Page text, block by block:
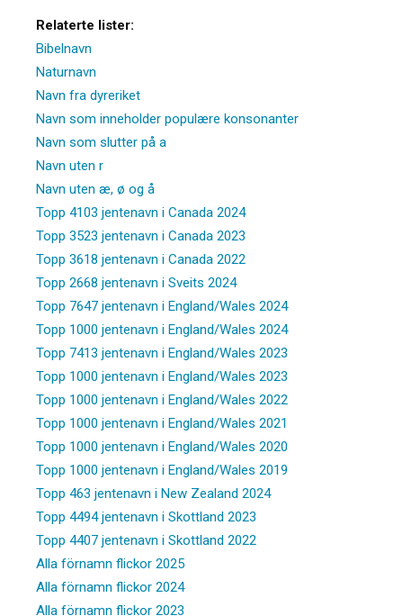
Relaterte lister:
Bibelnavn
Naturnavn
Navn fra dyreriket
Navn som inneholder populære konsonanter
Navn som slutter på a
Navn uten r
Navn uten æ, ø og å
Topp 4103 jentenavn i Canada 2024
Topp 3523 jentenavn i Canada 2023
Topp 3618 jentenavn i Canada 2022
Topp 2668 jentenavn i Sveits 2024
Topp 7647 jentenavn i England/Wales 2024
Topp 1000 jentenavn i England/Wales 2024
Topp 7413 jentenavn i England/Wales 2023
Topp 1000 jentenavn i England/Wales 2023
Topp 1000 jentenavn i England/Wales 2022
Topp 1000 jentenavn i England/Wales 2021
Topp 1000 jentenavn i England/Wales 2020
Topp 1000 jentenavn i England/Wales 2019
Topp 463 jentenavn i New Zealand 2024
Topp 4494 jentenavn i Skottland 2023
Topp 4407 jentenavn i Skottland 2022
Alla förnamn flickor 2025
Alla förnamn flickor 2024
Alla förnamn flickor 2023